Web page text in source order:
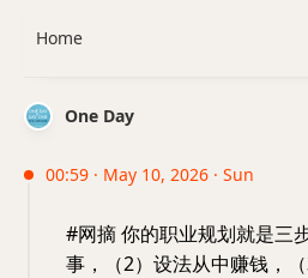
One Day
00:59 · May 10, 2026 · Sun
#网摘 你的职业规划就是三
事，（2）设法从中赚钱，
Home